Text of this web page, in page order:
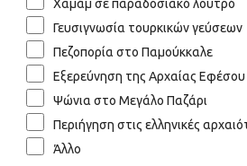
Χαμάμ σε παραδοσιακό λουτρό
Γευσιγνωσία τουρκικών γεύσεων
Πεζοπορία στο Παμούκκαλε
Εξερεύνηση της Αρχαίας Εφέσου
Ψώνια στο Μεγάλο Παζάρι
Περιήγηση στις ελληνικές
Άλλο